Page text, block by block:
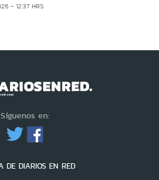
- 12:37 HRS
Síguenos en:
DE DIARIOS EN RED